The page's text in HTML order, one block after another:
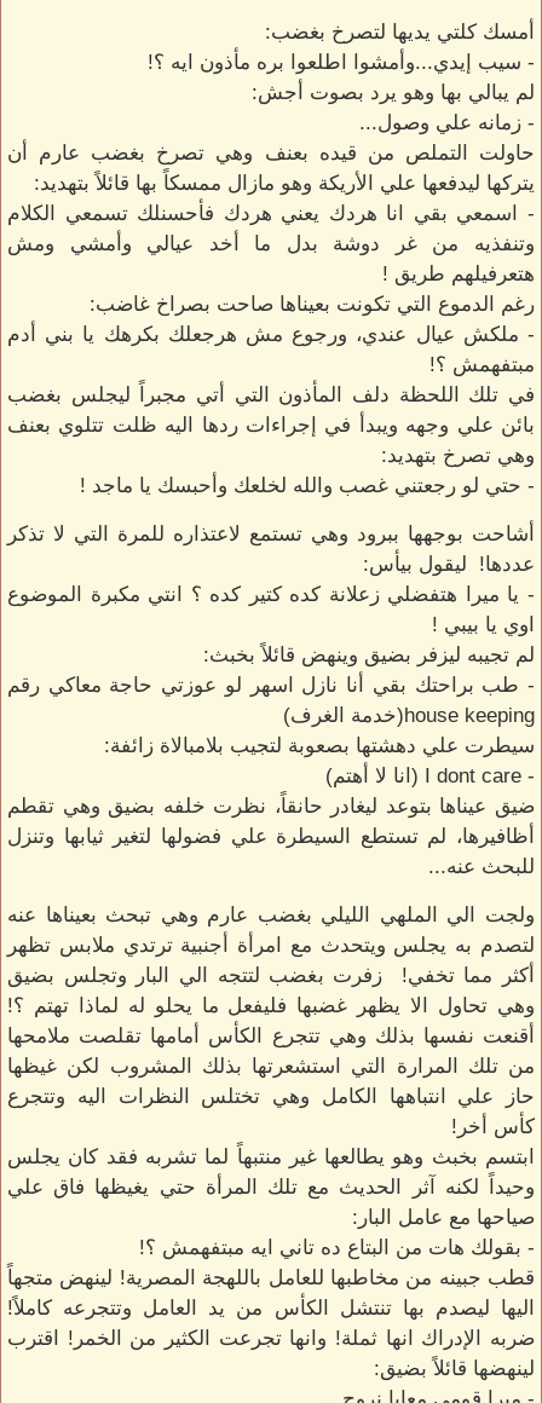
أمسك كلتي يديها لتصرخ بغضب:
- سيب إيدي...وأمشوا اطلعوا بره مأذون ايه ؟!
لم يبالي بها وهو يرد بصوت أجش:
- زمانه علي وصول...
حاولت التملص من قيده بعنف وهي تصرخ بغضب عارم أن
يتركها ليدفعها علي الأريكة وهو مازال ممسكاً بها قائلاً بتهديد:
- اسمعي بقي انا هردك يعني هردك فأحسنلك تسمعي الكلام
وتنفذيه من غر دوشة بدل ما أخد عيالي وأمشي ومش
هتعرفيلهم طريق !
رغم الدموع التي تكونت بعيناها صاحت بصراخ غاضب:
- ملكش عيال عندي، ورجوع مش هرجعلك بكرهك يا بني أدم
مبتفهمش ؟!
في تلك اللحظة دلف المأذون التي أتي مجبراً ليجلس بغضب
بائن علي وجهه ويبدأ في إجراءات ردها اليه ظلت تتلوي بعنف
وهي تصرخ بتهديد:
- حتي لو رجعتني غصب والله لخلعك وأحبسك يا ماجد !
أشاحت بوجهها ببرود وهي تستمع لاعتذاره للمرة التي لا تذكر
عددها! ليقول بيأس:
- يا ميرا هتفضلي زعلانة كده كتير كده ؟ انتي مكبرة الموضوع
اوي يا بيبي !
لم تجيبه ليزفر بضيق وينهض قائلاً بخبث:
- طب براحتك بقي أنا نازل اسهر لو عوزتي حاجة معاكي رقم
house keeping(خدمة الغرف)
سيطرت علي دهشتها بصعوبة لتجيب بلامبالاة زائفة:
- I dont care (انا لا أهتم)
ضيق عيناها بتوعد ليغادر حانقاً، نظرت خلفه بضيق وهي تقطم
أظافيرها، لم تستطع السيطرة علي فضولها لتغير ثيابها وتنزل
للبحث عنه...
ولجت الي الملهي الليلي بغضب عارم وهي تبحث بعيناها عنه
لتصدم به يجلس ويتحدث مع امرأة أجنبية ترتدي ملابس تظهر
أكثر مما تخفي! زفرت بغضب لتتجه الي البار وتجلس بضيق
وهي تحاول الا يظهر غضبها فليفعل ما يحلو له لماذا تهتم ؟!
أقنعت نفسها بذلك وهي تتجرع الكأس أمامها تقلصت ملامحها
من تلك المرارة التي استشعرتها بذلك المشروب لكن غيظها
حاز علي انتباهها الكامل وهي تختلس النظرات اليه وتتجرع
كأس أخر!
ابتسم بخبث وهو يطالعها غير منتبهاً لما تشربه فقد كان يجلس
وحيداً لكنه آثر الحديث مع تلك المرأة حتي يغيظها فاق علي
صياحها مع عامل البار:
- بقولك هات من البتاع ده تاني ايه مبتفهمش ؟!
قطب جبينه من مخاطبها للعامل باللهجة المصرية! لينهض متجهاً
اليها ليصدم بها تنتشل الكأس من يد العامل وتتجرعه كاملاً!
ضربه الإدراك انها ثملة! وانها تجرعت الكثير من الخمر! اقترب
لينهضها قائلاً بضيق: